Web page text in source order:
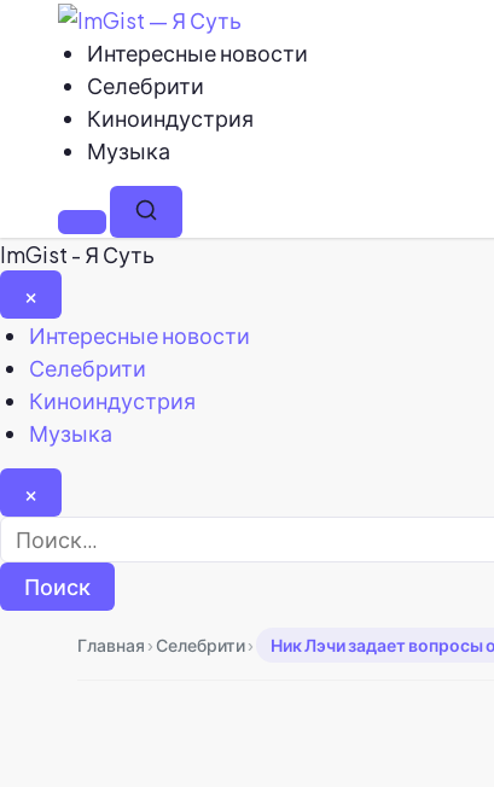
Интересные новости
Селебрити
Киноиндустрия
Музыка
МенюПоиск
ImGist - Я Суть
×
Закрыть
меню
Интересные новости
Селебрити
Киноиндустрия
Музыка
×
Найти:
Главная › Селебрити› Ник Лэчи задает вопросы